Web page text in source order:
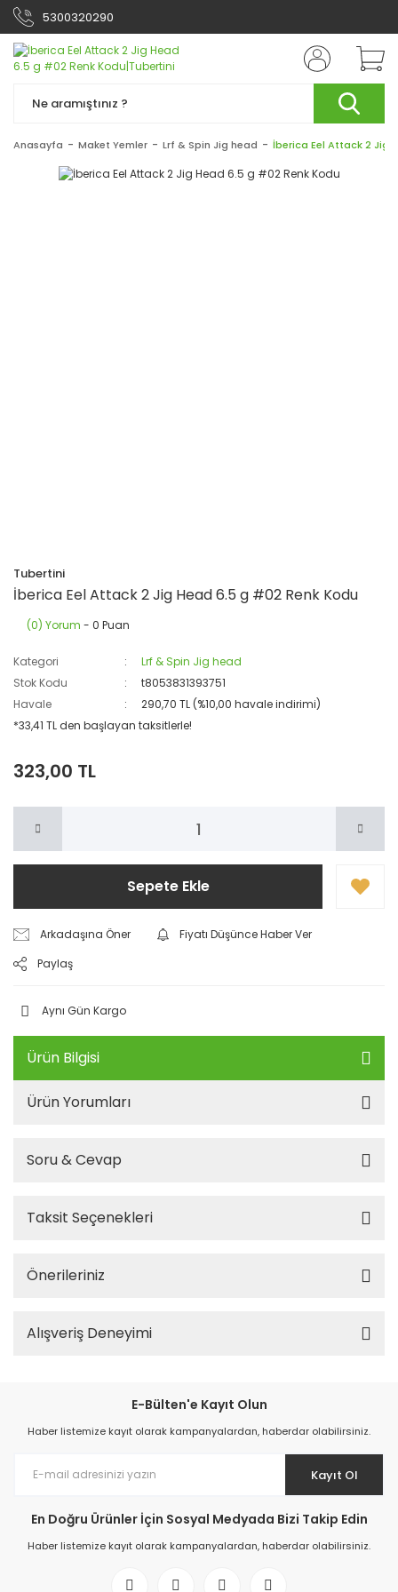
5300320290
Anasayfa Maket Yemler Lrf & Spin Jig head İberica Eel Attack 2 Jig
Tubertini
İberica Eel Attack 2 Jig Head 6.5 g #02 Renk Kodu
(0) Yorum - 0 Puan
Kategori
Lrf & Spin Jig head
Stok Kodu
t8053831393751
Havale
290,70 TL (%10,00 havale indirimi)
*33,41 TL den başlayan taksitlerle!
323,00 TL
Sepete Ekle
Arkadaşına Öner
Fiyatı Düşünce Haber Ver
Paylaş
Aynı Gün Kargo
Ürün Bilgisi
Ürün Yorumları
Soru & Cevap
Taksit Seçenekleri
Önerileriniz
Alışveriş Deneyimi
E-Bülten'e Kayıt Olun
Haber listemize kayıt olarak kampanyalardan, haberdar olabilirsiniz.
Kayıt Ol
En Doğru Ürünler İçin Sosyal Medyada Bizi Takip Edin
Haber listemize kayıt olarak kampanyalardan, haberdar olabilirsiniz.